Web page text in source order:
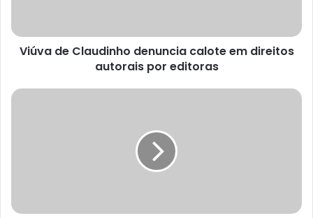
Viúva de Claudinho denuncia calote em direitos
autorais por editoras